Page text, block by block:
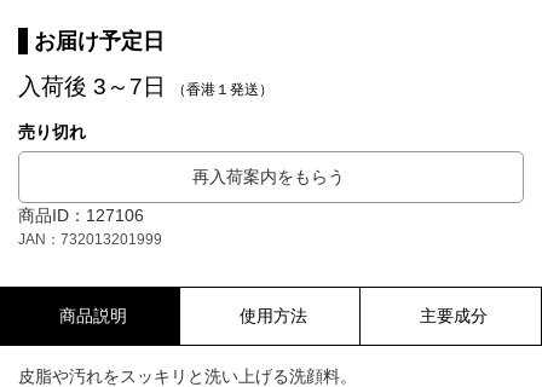
お届け予定日
入荷後 3～7日 （香港１発送）
売り切れ
再入荷案内をもらう
商品ID：127106
JAN：732013201999
商品説明 使用方法 主要成分
皮脂や汚れをスッキリと洗い上げる洗顔料。